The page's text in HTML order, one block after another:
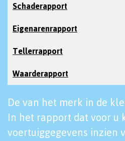
Schaderapport
Eigenarenrapport
Tellerrapport
Waarderapport
De van het merk in de
In het rapport dat voor u
voertuiggegevens inzien